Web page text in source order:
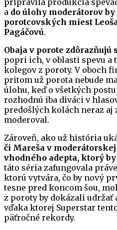
pripravila produkcia
a do úlohy moderátorov
porotcovských miest
Pagáčovú.
Obaja v porote
popri ich, v oblasti spevu a
kolegov z poroty. V oboch
pritom už porota nebude
úlohu, keď o všetkých
rozhodnú iba diváci v
predošlých kolách neraz
moderoval.
Zároveň, ako už história
či Mareša v
vhodného adepta, ktorý
táto séria zafungovala
ktorú vytvára, čo by nový
tesne pred koncom šou,
z poroty by dokázali udržať
vďaka ktorej Superstar
päťročné rekordy.